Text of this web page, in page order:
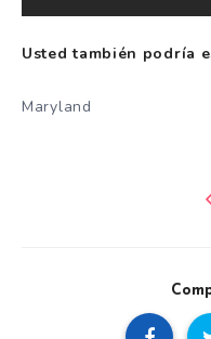
Usted también podría
Maryland